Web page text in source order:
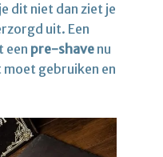
dit niet dan ziet je
uit. Een
een pre-shave nu
moet gebruiken en